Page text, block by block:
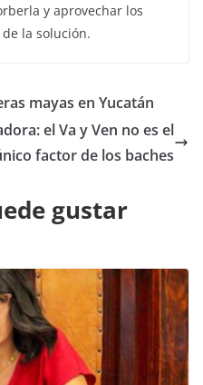
y aprovechar los
la solución.
mayas en Yucatán
el Va y Ven no es el
factor de los baches
gustar